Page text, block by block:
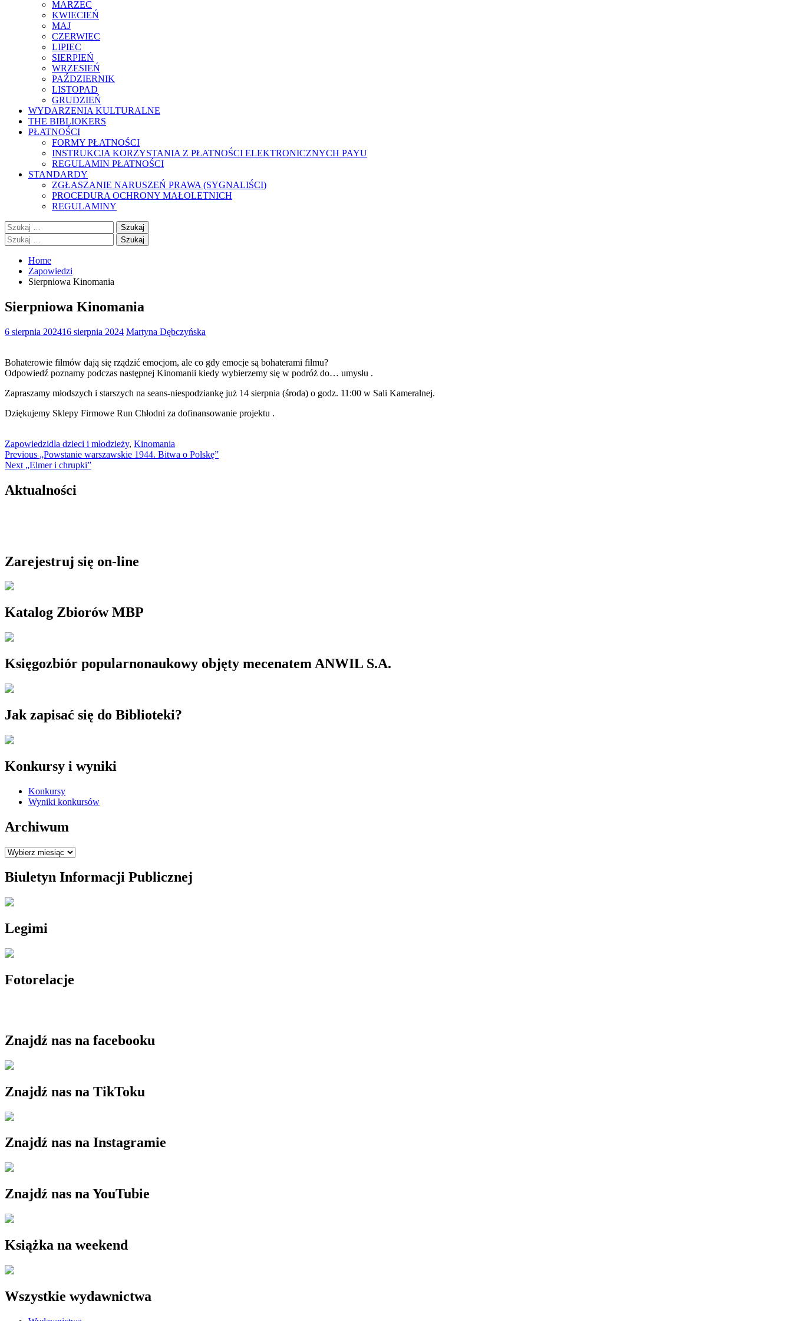
MARZEC
KWIECIEŃ
MAJ
CZERWIEC
LIPIEC
SIERPIEŃ
WRZESIEŃ
PAŹDZIERNIK
LISTOPAD
GRUDZIEŃ
WYDARZENIA KULTURALNE
THE BIBLIOKERS
PŁATNOŚCI
FORMY PŁATNOŚCI
INSTRUKCJA KORZYSTANIA Z PŁATNOŚCI ELEKTRONICZNYCH PAYU
REGULAMIN PŁATNOŚCI
STANDARDY
ZGŁASZANIE NARUSZEŃ PRAWA (SYGNALIŚCI)
PROCEDURA OCHRONY MAŁOLETNICH
REGULAMINY
Szukaj:
Szukaj:
Home
Zapowiedzi
Sierpniowa Kinomania
Sierpniowa Kinomania
6 sierpnia 202416 sierpnia 2024 Martyna Dębczyńska
Bohaterowie filmów dają się rządzić emocjom, ale co gdy emocje są bohaterami filmu?
Odpowiedź poznamy podczas następnej Kinomanii kiedy wybierzemy się w podróż do… umysłu .
Zapraszamy młodszych i starszych na seans-niespodziankę już 14 sierpnia (środa) o godz. 11:00 w Sali Kameralnej.
Dziękujemy Sklepy Firmowe Run Chłodni za dofinansowanie projektu .
Zapowiedzidla dzieci i młodzieży, Kinomania
Nawigacja
wpisu
Previous
Previous
post:
„Powstanie warszawskie 1944. Bitwa o Polskę”
Next
Next
„Elmer i chrupki”
Aktualności
Zarejestruj się on-line
Katalog Zbiorów MBP
Księgozbiór popularnonaukowy objęty mecenatem ANWIL S.A.
Jak zapisać się do Biblioteki?
Konkursy i wyniki
Konkursy
Wyniki konkursów
Archiwum
Archiwum
Biuletyn Informacji Publicznej
Legimi
Fotorelacje
Znajdź nas na facebooku
Znajdź nas na TikToku
Znajdź nas na Instagramie
Znajdź nas na YouTubie
Książka na weekend
Wszystkie wydawnictwa